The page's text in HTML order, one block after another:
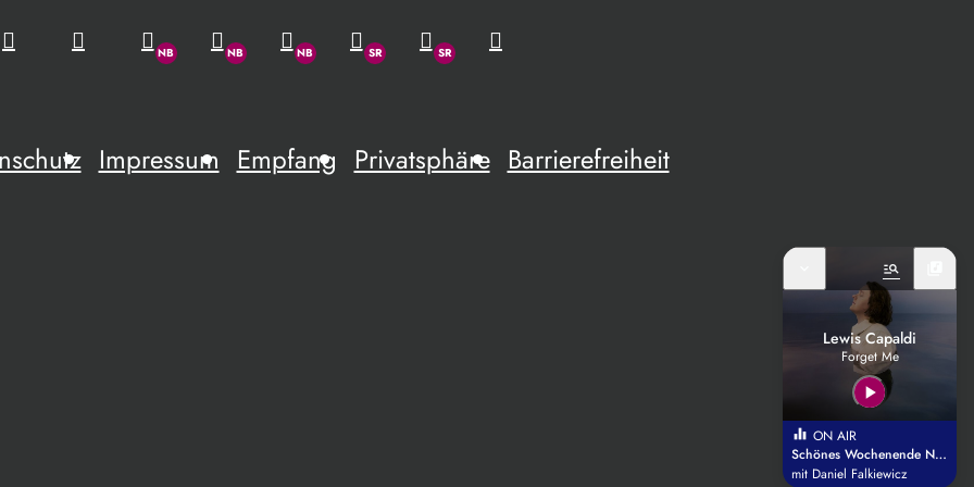
Impressum Empfang Privatsphäre Barrierefreiheit
manage_search
Lewis Capaldi
Forget Me
play_arrow
equalizer ON AIR
Schönes Wochenende Niederbayern
mit Daniel Falkiewicz